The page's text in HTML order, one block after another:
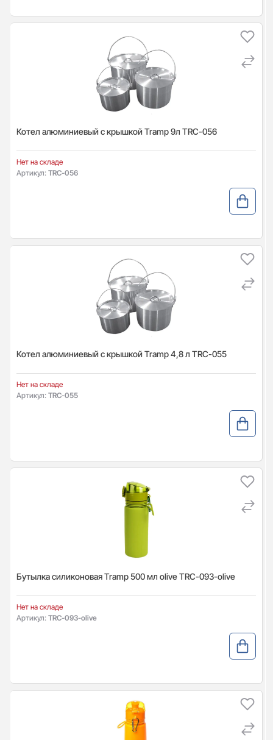
Котел алюминиевый с крышкой Tramp 9л TRC-056
Нет на складе
Артикул: TRC-056
Котел алюминиевый с крышкой Tramp 4,8 л TRC-055
Нет на складе
Артикул: TRC-055
Бутылка силиконовая Tramp 500 мл olive TRC-093-olive
Нет на складе
Артикул: TRC-093-olive